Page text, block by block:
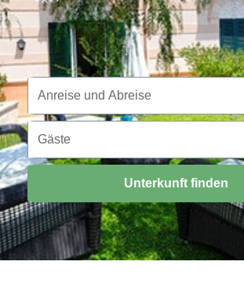
Reisezeitraum
Anreise und Abreise
Gäste
Gäste
Unterkunft finden